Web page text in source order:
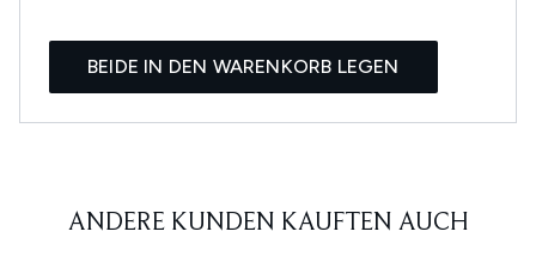
BEIDE IN DEN WARENKORB LEGEN
ANDERE KUNDEN KAUFTEN AUCH